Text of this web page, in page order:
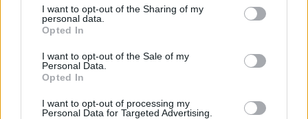
I want to opt-out of the Sharing of my
personal data.
Opted In
I want to opt-out of the Sale of my
Personal Data.
Opted In
I want to opt-out of processing my
Personal Data for Targeted Advertising.